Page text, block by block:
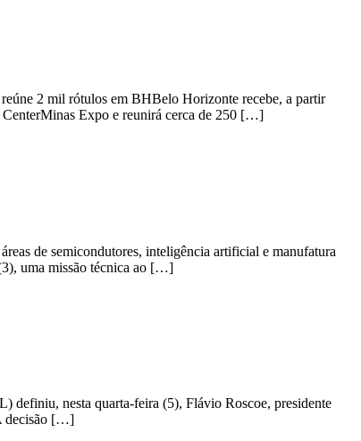
2 mil rótulos em BHBelo Horizonte recebe, a partir
CenterMinas Expo e reunirá cerca de 250 […]
de semicondutores, inteligência artificial e manufatura
uma missão técnica ao […]
definiu, nesta quarta-feira (5), Flávio Roscoe, presidente
decisão […]